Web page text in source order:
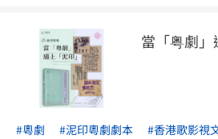
當「粤劇」
#粵劇 #泥印粵劇劇本 #香港歌影視